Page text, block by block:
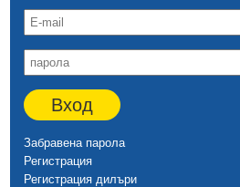
Вход
Забравена парола
Регистрация
Регистрация дилъри